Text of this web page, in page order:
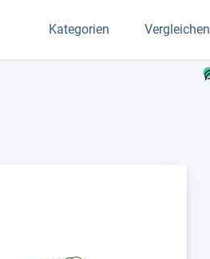
Kategorien Vergleichen